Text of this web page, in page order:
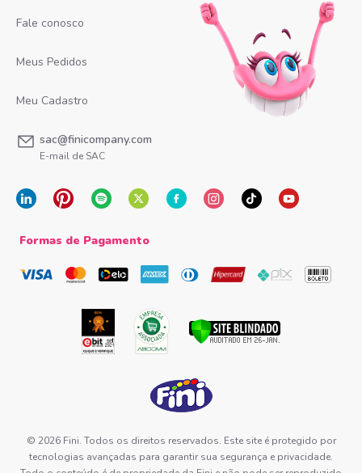
Fale conosco
Meus Pedidos
Meu Cadastro
sac@finicompany.com
E-mail de SAC
Formas de Pagamento
© 2026 Fini. Todos os direitos reservados. Este site é protegido por
tecnologias avançadas para garantir sua segurança e privacidade.